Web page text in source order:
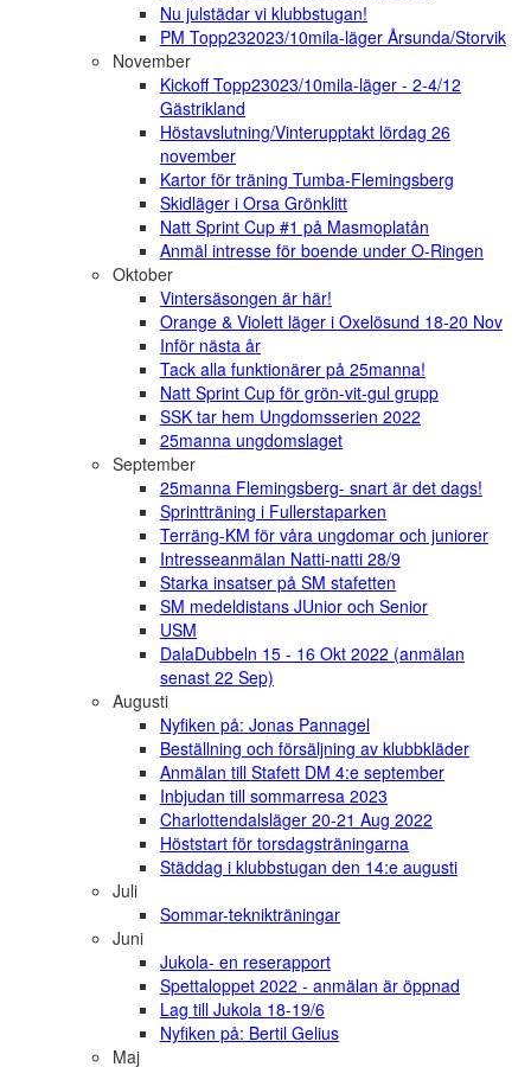
Nu julstädar vi klubbstugan!
PM Topp232023/10mila-läger Årsunda/Storvik
November
Kickoff Topp23023/10mila-läger - 2-4/12
Gästrikland
Höstavslutning/Vinterupptakt lördag 26
november
Kartor för träning Tumba-Flemingsberg
Skidläger i Orsa Grönklitt
Natt Sprint Cup #1 på Masmoplatån
Anmäl intresse för boende under O-Ringen
Oktober
Vintersäsongen är här!
Orange & Violett läger i Oxelösund 18-20 Nov
Inför nästa år
Tack alla funktionärer på 25manna!
Natt Sprint Cup för grön-vit-gul grupp
SSK tar hem Ungdomsserien 2022
25manna ungdomslaget
September
25manna Flemingsberg- snart är det dags!
Sprintträning i Fullerstaparken
Terräng-KM för våra ungdomar och juniorer
Intresseanmälan Natti-natti 28/9
Starka insatser på SM stafetten
SM medeldistans JUnior och Senior
USM
DalaDubbeln 15 - 16 Okt 2022 (anmälan
senast 22 Sep)
Augusti
Nyfiken på: Jonas Pannagel
Beställning och försäljning av klubbkläder
Anmälan till Stafett DM 4:e september
Inbjudan till sommarresa 2023
Charlottendalsläger 20-21 Aug 2022
Höststart för torsdagsträningarna
Städdag i klubbstugan den 14:e augusti
Juli
Sommar-teknikträningar
Juni
Jukola- en reserapport
Spettaloppet 2022 - anmälan är öppnad
Lag till Jukola 18-19/6
Nyfiken på: Bertil Gelius
Maj